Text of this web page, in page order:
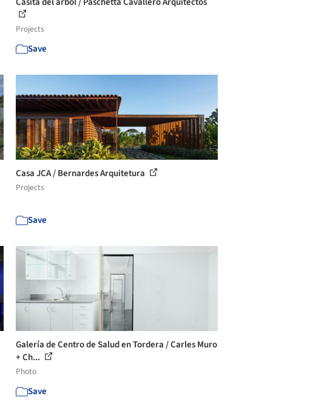
Projects
Save
Casa JCA / Bernardes Arquitetura
Projects
Save
Galería de Centro de Salud en Tordera / Carles Muro
+ Ch...
Photo
Save